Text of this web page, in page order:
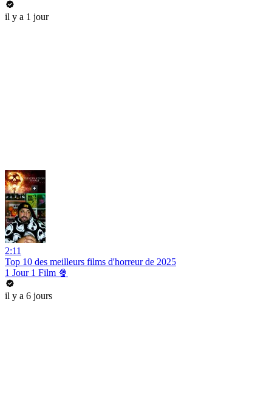
il y a 1 jour
2:11
Top 10 des meilleurs films d'horreur de 2025
1 Jour 1 Film 🍿
il y a 6 jours